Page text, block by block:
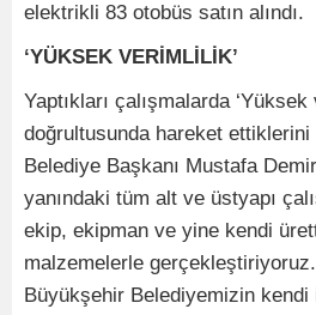
elektrikli 83 otobüs satın alındı.
‘YÜKSEK VERİMLİLİK’
Yaptıkları çalışmalarda
doğrultusunda hareket
Belediye Başkanı Mustafa
yanındaki tüm alt ve üstyapı
ekip, ekipman ve yine kendi
malzemelerle
Büyükşehir Belediyemizin kendi